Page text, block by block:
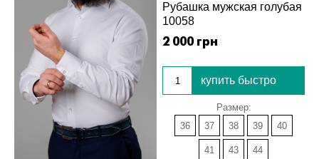
Рубашка мужская голубая
10058
2 000 грн
купить быстро
Размер:
36
37 38 39 40
41 43 44